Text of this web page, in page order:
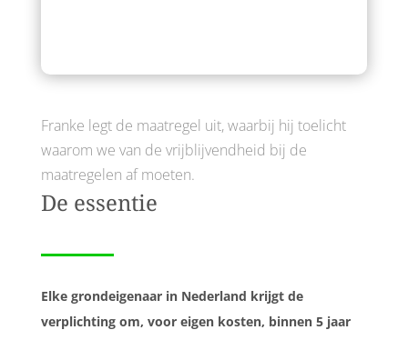
Franke legt de maatregel uit, waarbij hij toelicht
waarom we van de vrijblijvendheid bij de
maatregelen af moeten.
De essentie
Elke grondeigenaar in Nederland krijgt de
verplichting om, voor eigen kosten, binnen 5 jaar